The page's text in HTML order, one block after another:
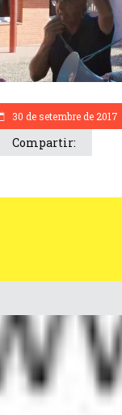
30 de setembre de 2017
Compartir: